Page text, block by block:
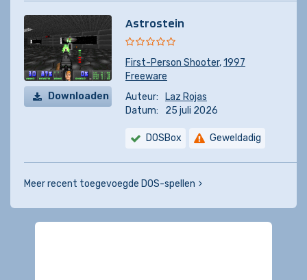
Downloaden
Astrostein
First-Person Shooter,1997
Freeware
Auteur:
Laz Rojas
Datum:
25 juli 2026
DOSBox Geweldadig
Meer recent toegevoegde DOS-spellen